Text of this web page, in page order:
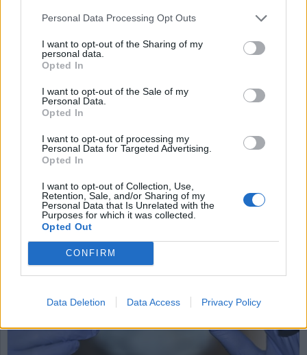
Personal Data Processing Opt Outs
I want to opt-out of the Sharing of my
personal data.
Opted In
I want to opt-out of the Sale of my
Personal Data.
Opted In
I want to opt-out of processing my
Personal Data for Targeted Advertising.
Opted In
I want to opt-out of Collection, Use,
Retention, Sale, and/or Sharing of my
Personal Data that Is Unrelated with the
Purposes for which it was collected.
Opted Out
CONFIRM
Data Deletion Data Access Privacy Policy
Har Svenska kyrkan rätt
fokus?
Jag har jobbat nästan ett halvt sekel i
verkstadsindustrin. Där är vårt fokus att få ut
varor ur verkstadsporten som våra kunder är
villiga att betala för. Dessutom krävs det att man
är lönsam. I princip gäller samma sak i en
kommunal förvaltning. Bästa möjliga vård, skola
och omsorg till bästa möjliga
kostnadseffektivitet. Men hur är det i kyrkan?